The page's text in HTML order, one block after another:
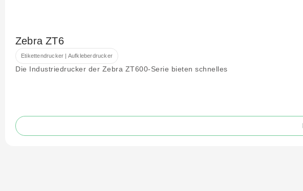
Zebra ZT6
Etikettendrucker | Aufkleberdrucker
Die Industriedrucker der Zebra ZT600-Serie bieten schnelles